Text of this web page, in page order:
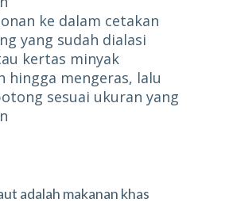
ke dalam cetakan
yang sudah dialasi
kertas minyak
hingga mengeras, lalu
sesuai ukuran yang
adalah makanan khas